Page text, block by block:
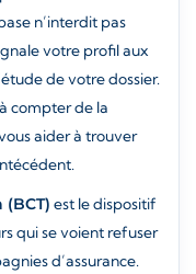
n’interdit pas
votre profil aux
de votre dossier.
compter de la
aider à trouver
est le dispositif
qui se voient refuser
d’assurance.